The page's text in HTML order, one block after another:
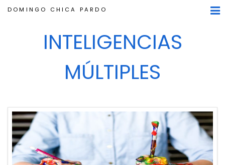
DOMINGO CHICA PARDO
INTELIGENCIAS
MÚLTIPLES